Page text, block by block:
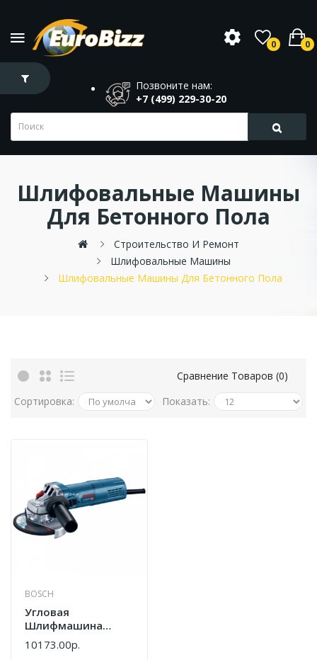
0 0
Позвоните нам:
+7 (499) 229-30-20
Шлифовальные Машины
Для Бетонного Пола
Строительство И Ремонт
Шлифовальные Машины
Шлифовальные Машины Для Бетонного Пола
Сравнение Товаров (0)
Сортировка:
Показать:
BOSCH
Угловая
Шлифмашина
Bosch GWS 9-125 S
0601396122
10173.00р.